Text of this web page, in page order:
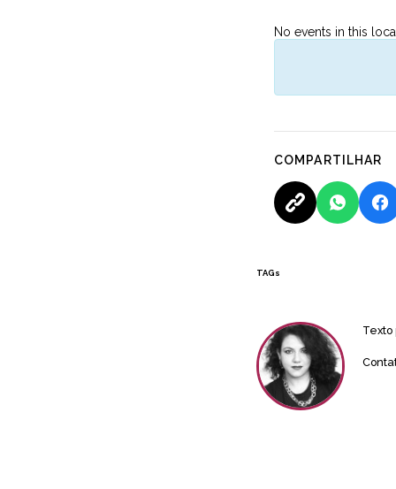
No events in this
COMPARTILHAR
TAGs
Texto